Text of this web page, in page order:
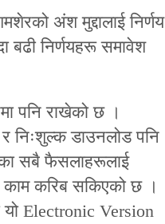
अंश मुद्दालाई निर्णय
बढी निर्णयहरू समावेश
पनि राखेको छ ।
निःशुल्क डाउनलोड पनि
सबै फैसलाहरूलाई
काम करिब सकिएको छ ।
Electronic Version